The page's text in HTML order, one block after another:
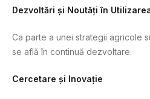
Dezvoltări și Noutăți în
Ca parte a unei strategii agricole
se află în continuă dezvoltare.
Cercetare și Inovație